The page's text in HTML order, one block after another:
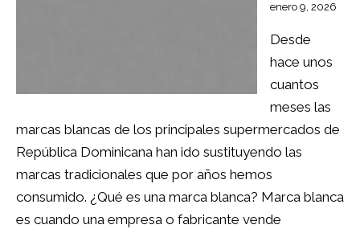
enero 9, 2026
Desde
hace unos
cuantos
meses las
marcas blancas de los principales supermercados de
República Dominicana han ido sustituyendo las
marcas tradicionales que por años hemos
consumido. ¿Qué es una marca blanca? Marca blanca
es cuando una empresa o fabricante vende